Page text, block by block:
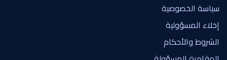
سياسة الخصوصية
إخلاء المسؤولية
الشروط والأحكام